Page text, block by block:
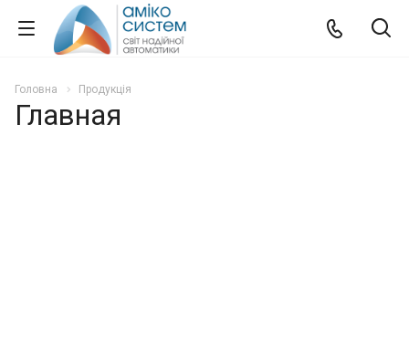
Головна Продукція
Главная